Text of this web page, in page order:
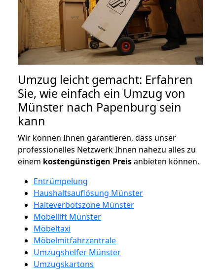
Umzug leicht gemacht: Erfahren
Sie, wie einfach ein Umzug von
Münster nach Papenburg sein
kann
Wir können Ihnen garantieren, dass unser
professionelles Netzwerk Ihnen nahezu alles zu
einem kostengünstigen Preisanbieten können.
Entrümpelung
Haushaltsauflösung Münster
Halteverbotszone Münster
Möbellift Münster
Möbeltaxi
Möbelmitfahrzentrale
Umzugshelfer Münster
Umzugskartons